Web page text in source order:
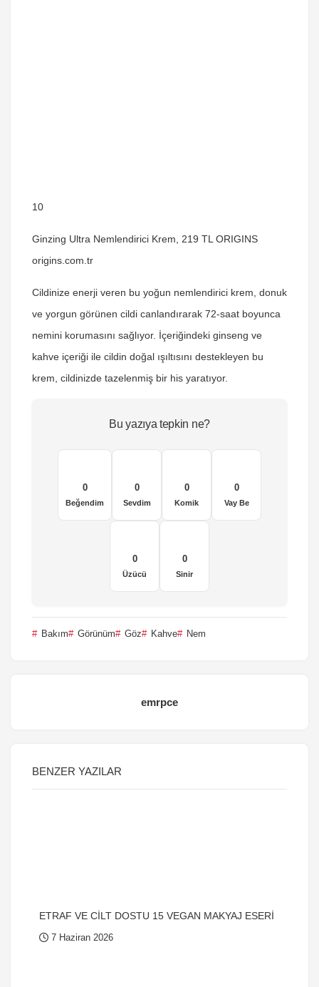
10
Ginzing Ultra Nemlendirici Krem, 219 TL ORIGINS
origins.com.tr
Cildinize enerji veren bu yoğun nemlendirici krem, donuk
ve yorgun görünen cildi canlandırarak 72-saat boyunca
nemini korumasını sağlıyor. İçeriğindeki ginseng ve
kahve içeriği ile cildin doğal ışıltısını destekleyen bu
krem, cildinizde tazelenmiş bir his yaratıyor.
Bu yazıya tepkin ne?
0
Beğendim
0
Sevdim
0
Komik
0
Vay Be
0
Üzücü
0
Sinir
Bakım Görünüm Göz Kahve Nem
emrpce
BENZER YAZILAR
ETRAF VE CİLT DOSTU 15 VEGAN MAKYAJ ESERİ
7 Haziran 2026